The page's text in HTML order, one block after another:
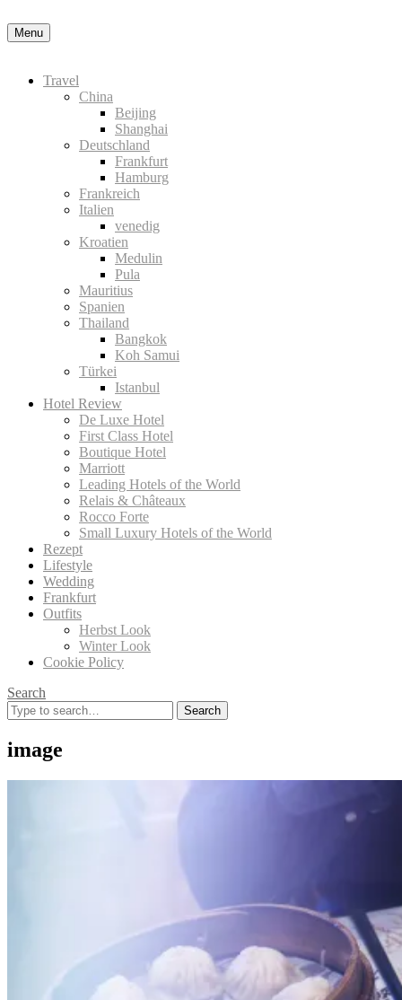
Menu
Travel
China
Beijing
Shanghai
Deutschland
Frankfurt
Hamburg
Frankreich
Italien
venedig
Kroatien
Medulin
Pula
Mauritius
Spanien
Thailand
Bangkok
Koh Samui
Türkei
Istanbul
Hotel Review
De Luxe Hotel
First Class Hotel
Boutique Hotel
Marriott
Leading Hotels of the World
Relais & Châteaux
Rocco Forte
Small Luxury Hotels of the World
Rezept
Lifestyle
Wedding
Frankfurt
Outfits
Herbst Look
Winter Look
Cookie Policy
Search
Search
for:
image
Datenschutzerklärung